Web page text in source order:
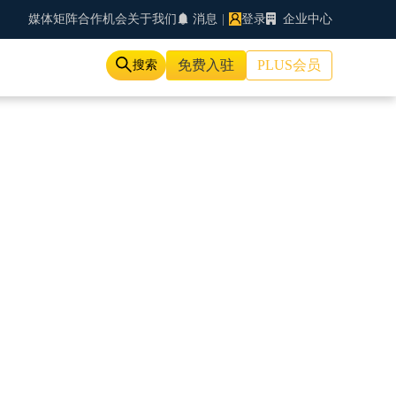
媒体矩阵合作机会关于我们 消息 登录 企业中心
搜索 免费入驻 PLUS会员